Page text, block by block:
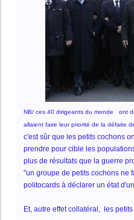
NB/ ces 40 dirigeants du monde ont
allaient faire leur priorité de la défaite
c'est sûr que les petits cochons
prendre pour cible les
plus de résultats que la guerre
"un groupe de petits cochons ne
politocards à déclarer un état
Et, autre effet collatéral, les